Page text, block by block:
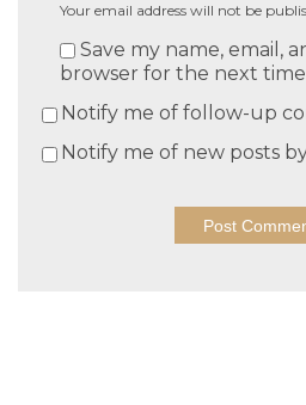
Your email address will not be
Save my name, email,
browser for the next
Notify me of follow-up
Notify me of new posts